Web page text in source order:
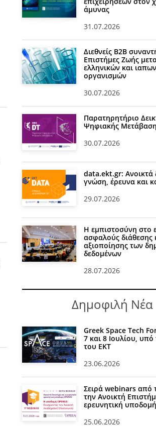
άμυνας
31.07.2026
Διεθνείς Β2Β
Επιστήμες Ζωής
ελληνικών και
οργανισμών
30.07.2026
Παρατηρητήριο
Ψηφιακής
30.07.2026
data.ekt.gr: Ανοικτά
γνώση, έρευνα και
29.07.2026
Η εμπιστοσύνη στο
ασφαλούς διάθεσης
αξιοποίησης των
δεδομένων
28.07.2026
Δημοφιλή Νέα
Greek Space Tech
7 και 8 Ιουλίου, υπό
του ΕΚΤ
23.06.2026
Σειρά webinars από
την Ανοικτή
ερευνητική υποδομή
25.06.2026